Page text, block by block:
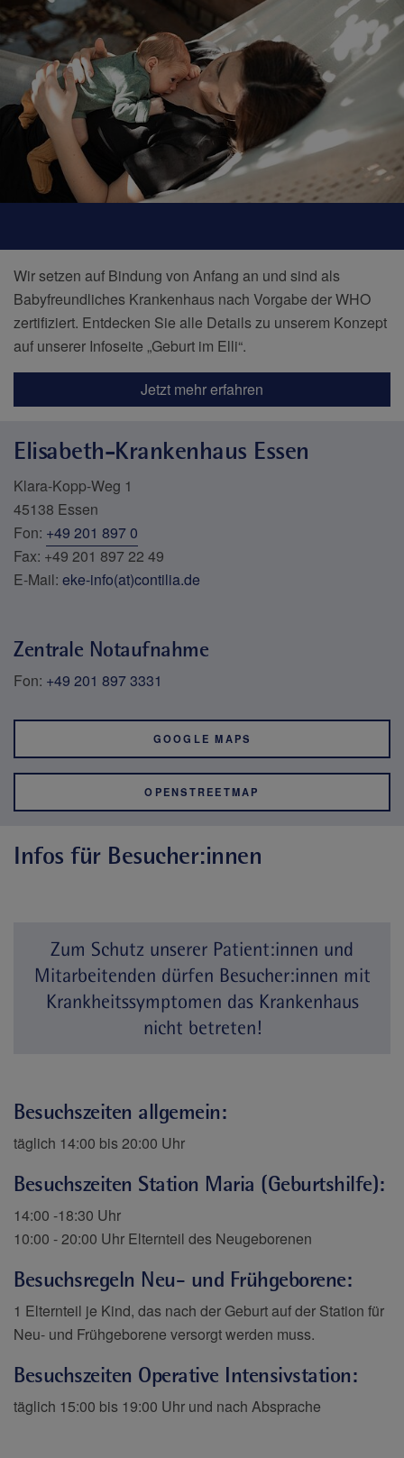
Wir setzen auf Bindung von Anfang an und sind als
Babyfreundliches Krankenhaus nach Vorgabe der WHO
zertifiziert. Entdecken Sie alle Details zu unserem Konzept
auf unserer Infoseite „Geburt im Elli“.
Jetzt mehr erfahren
Elisabeth-Krankenhaus Essen
Klara-Kopp-Weg 1
45138 Essen
Fon: +49 201 897 0
Fax: +49 201 897 22 49
E-Mail: eke-info(at)contilia.de
Zentrale Notaufnahme
Fon: +49 201 897 3331
GOOGLE MAPS
OPENSTREETMAP
Infos für Besucher:innen
Zum Schutz unserer Patient:innen und
Mitarbeitenden dürfen Besucher:innen mit
Krankheitssymptomen das Krankenhaus
nicht betreten!
Besuchszeiten allgemein:
täglich 14:00 bis 20:00 Uhr
Besuchszeiten Station Maria (Geburtshilfe):
14:00 -18:30 Uhr
10:00 - 20:00 Uhr Elternteil des Neugeborenen
Besuchsregeln Neu- und Frühgeborene:
1 Elternteil je Kind, das nach der Geburt auf der Station für
Neu- und Frühgeborene versorgt werden muss.
Besuchszeiten Operative Intensivstation:
täglich 15:00 bis 19:00 Uhr und nach Absprache